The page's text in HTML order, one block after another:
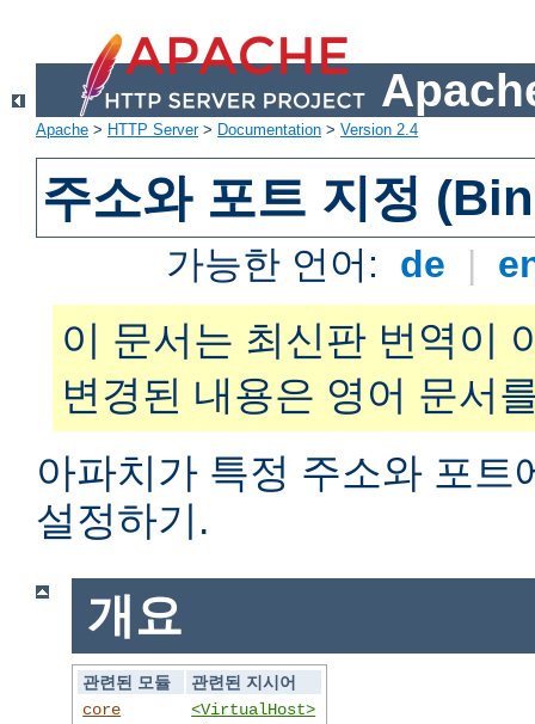
Apache > HTTP Server> Documentation > Version 2.4
주소와 포트 지정
가능한 언어: de |
이 문서는 최신판 번역이
변경된 내용은 영어 문서
아파치가 특정 주소와 포트
설정하기.
개요
관련된 모듈
관련된 지시어
core
<VirtualHost>